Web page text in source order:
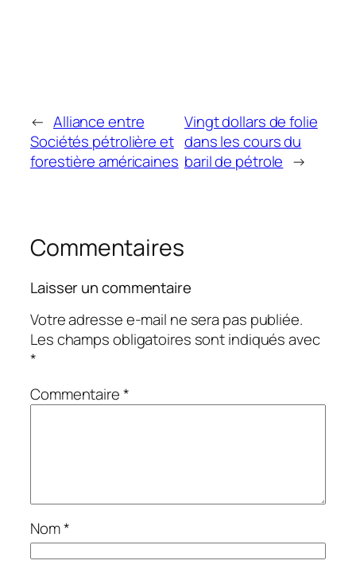
← Alliance entre
Sociétés pétrolière et
forestière américaines
Vingt dollars de folie
dans les cours du
baril de pétrole →
Commentaires
Laisser un commentaire
Votre adresse e-mail ne sera pas publiée.
Les champs obligatoires sont indiqués avec
*
Commentaire*
Nom*